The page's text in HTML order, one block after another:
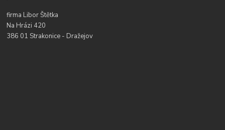
firma Libor Štětka
Na Hrázi 420
386 01 Strakonice - Dražejov